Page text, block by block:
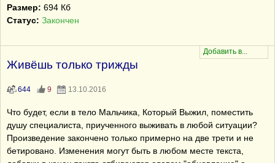
Размер: 694 Кб
Статус: Закончен
Живёшь только трижды
644 9 13.10.2016
Что будет, если в тело Мальчика, Который Выжил, поместить
душу специалиста, приученного выживать в любой ситуации?
Произведение закончено только примерно на две трети и не
бетировано. Изменения могут быть в любом месте текста,